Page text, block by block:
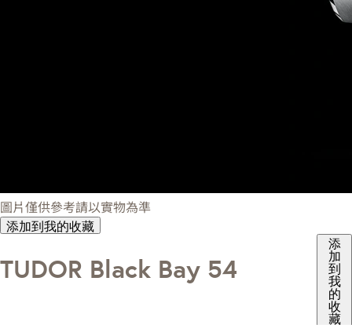
圖片僅供參考請以實物為準
添加到我的收藏
TUDOR Black Bay 54
添
加
到
我
的
收
藏